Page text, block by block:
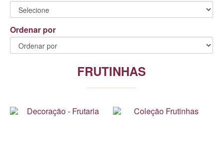
Ordenar por
FRUTINHAS